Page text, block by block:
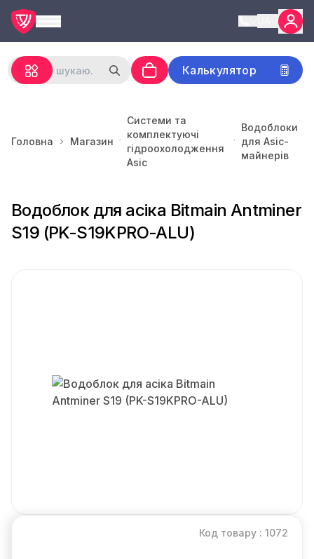
Калькулятор
Головна Магазин
Системи та
комплектуючі
гідроохолодження
Asic
Водоблоки
для Asic-
майнерів
Водоблок для асіка Bitmain Antminer
S19 (PK-S19KPRO-ALU)
Код товару : 1072